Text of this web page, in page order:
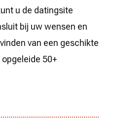
u de datingsite
bij uw wensen en
van een geschikte
50+